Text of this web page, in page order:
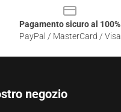
Pagamento sicuro al 100%
PayPal / MasterCard / Visa
negozio